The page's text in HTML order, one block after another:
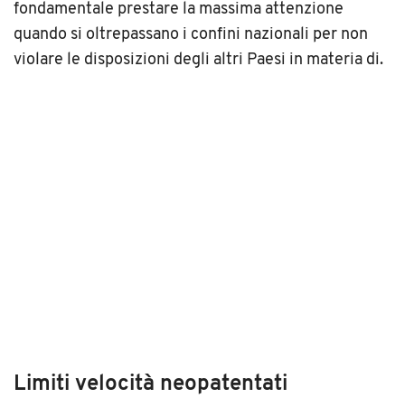
fondamentale prestare la massima attenzione
quando si oltrepassano i confini nazionali per non
violare le disposizioni degli altri Paesi in materia di.
Limiti velocità neopatentati